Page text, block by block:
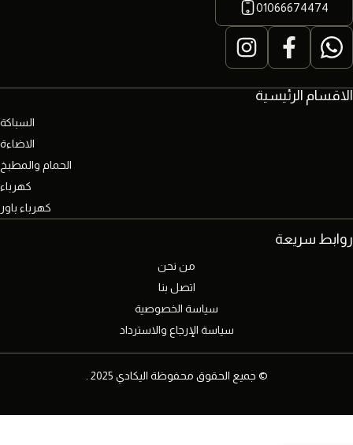
الاقسام الرئيسية
السباكة
الاضاءة
الحمام والمطبخ
كهرباء
كهرباء باور
01066674474
روابط سريعة
من نحن
اتصل بنا
سياسة الخصوصية
سياسة الإرجاع والاسترداد
© جميع الحقوق محفوظة اليكادي 2025 .